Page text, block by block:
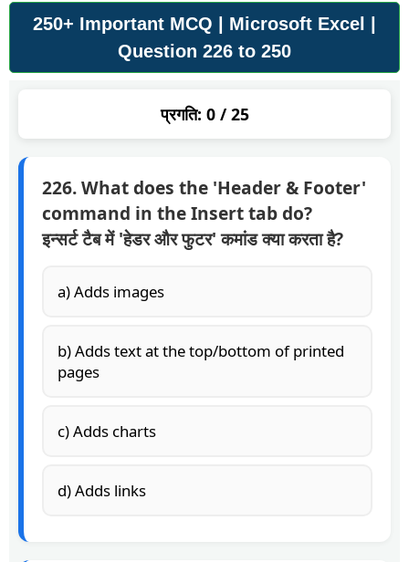
250+ Important MCQ | Microsoft Excel |
Question 226 to 250
प्रगति: 0/ 25
226. What does the 'Header & Footer'
command in the Insert tab do?
इन्सर्ट टैब में 'हेडर और फुटर' कमांड क्या करता है?
a) Adds images
b) Adds text at the top/bottom of printed
pages
c) Adds charts
d) Adds links